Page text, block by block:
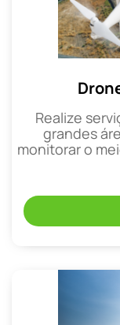
Realize
grandes
monitorar o